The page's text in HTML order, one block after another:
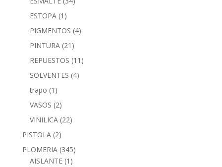
ESTOPA (1)
PIGMENTOS (4)
PINTURA (21)
REPUESTOS (11)
SOLVENTES (4)
trapo (1)
VASOS (2)
VINILICA (22)
PISTOLA (2)
PLOMERIA (345)
AISLANTE (1)